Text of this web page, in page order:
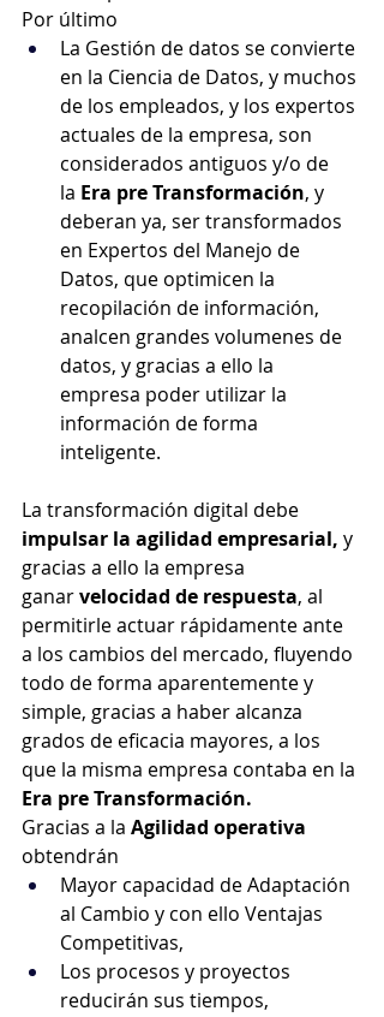
Por último
La Gestión de datos se convierte
en la Ciencia de Datos, y muchos
de los empleados, y los expertos
actuales de la empresa, son
considerados antiguos y/o de
la Era pre Transformación, y
deberan ya, ser transformados
en Expertos del Manejo de
Datos, que optimicen la
recopilación de información,
analcen grandes volumenes de
datos, y gracias a ello la
empresa poder utilizar la
información de forma
inteligente.
La transformación digital debe
impulsar la agilidad empresarial, y
gracias a ello la empresa
ganar velocidad de respuesta, al
permitirle actuar rápidamente ante
a los cambios del mercado, fluyendo
todo de forma aparentemente y
simple, gracias a haber alcanza
grados de eficacia mayores, a los
que la misma empresa contaba en la
Era pre Transformación.
Gracias a la Agilidad operativa
obtendrán
Mayor capacidad de Adaptación
al Cambio y con ello Ventajas
Competitivas,
Los procesos y proyectos
reducirán sus tiempos,